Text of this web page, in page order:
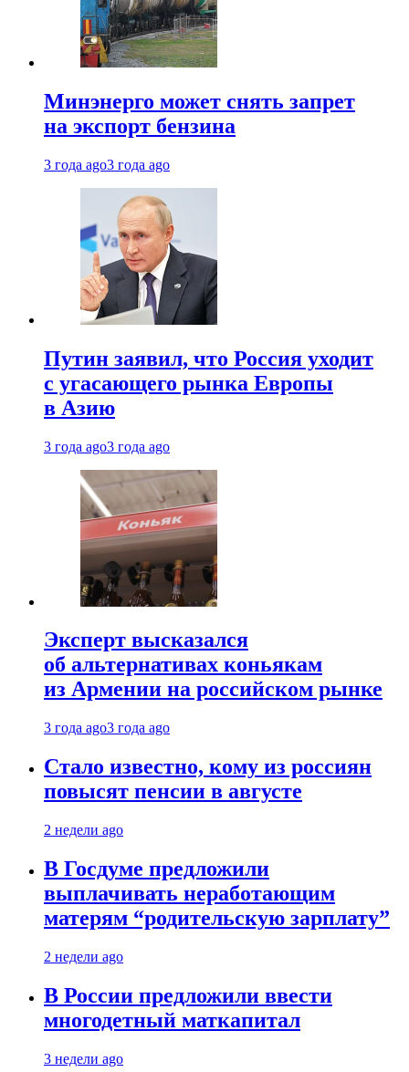
Минэнерго может снять запрет
на экспорт бензина
3 года ago3 года ago
Путин заявил, что Россия уходит
с угасающего рынка Европы
в Азию
3 года ago3 года ago
Эксперт высказался
об альтернативах коньякам
из Армении на российском рынке
3 года ago3 года ago
Стало известно, кому из россиян
повысят пенсии в августе
2 недели ago
В Госдуме предложили
выплачивать неработающим
матерям “родительскую зарплату”
2 недели ago
В России предложили ввести
многодетный маткапитал
3 недели ago